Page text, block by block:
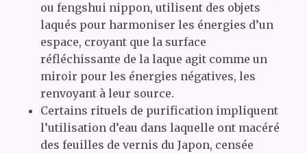
ou fengshui nippon, utilisent des objets
laqués pour harmoniser les énergies d’un
espace, croyant que la surface
réfléchissante de la laque agit comme un
miroir pour les énergies négatives, les
renvoyant à leur source.
Certains rituels de purification impliquent
l’utilisation d’eau dans laquelle ont macéré
des feuilles de vernis du Japon, censée